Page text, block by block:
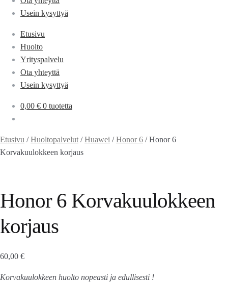
Usein kysyttyä
Etusivu
Huolto
Yrityspalvelu
Ota yhteyttä
Usein kysyttyä
0,00 € 0 tuotetta
Etusivu /Huoltopalvelut /Huawei /Honor 6 /Honor 6
Korvakuulokkeen korjaus
Honor 6 Korvakuulokkeen
korjaus
60,00 €
Korvakuulokkeen huolto nopeasti ja edullisesti !